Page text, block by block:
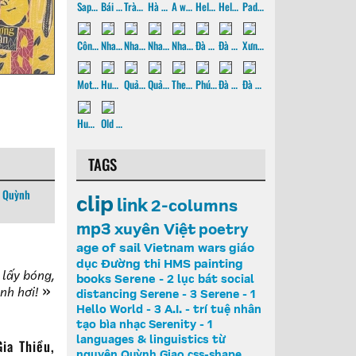
Quỳnh
bóng,
hơi!
Sapa - 2014 Bái Đính - 2014 Tràng An - 2014 Hà Nội - 2014 A watery Saigon, p1 Hello World - 1, p2 Hello World - 1, p1 Paddling & Fishing
Côn Đảo - 2013 Nha Trang 2013 - Hòn Bà Nha Trang 2013 - Oceanographic museum Nha Trang 2013 - VinPearl Nha Trang 2013 Đà Lạt 2013 - Architecture Đà Lạt 2013 Xưng wedding
Mother Huế 2013 Quảng Trị 2013 Quảng Bình 2013 The Paradise cave Phú Quốc 2006 Đà Lạt 2005 Đà Lạt 2004
Huế pix - film scans Old Huế pictures
TAGS
clip link 2-columns
mp3 xuyên Việt poetry
age of sail Vietnam wars giáo
dục Đường thi HMS painting
books Serene - 2 lục bát social
distancing Serene - 3 Serene - 1
Hello World - 3 A.I. - trí tuệ nhân
tạo bìa nhạc Serenity - 1
languages & linguistics từ